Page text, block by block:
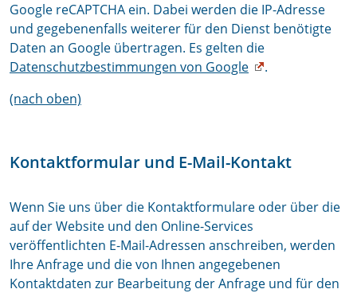
Google reCAPTCHA ein. Dabei werden die IP-Adresse
und gegebenenfalls weiterer für den Dienst benötigte
Daten an Google übertragen. Es gelten die
Datenschutzbestimmungen von Google
.
(nach oben)
Kontaktformular und E-Mail-Kontakt
Wenn Sie uns über die Kontaktformulare oder über die
auf der Website und den Online-Services
veröffentlichten E-Mail-Adressen anschreiben, werden
Ihre Anfrage und die von Ihnen angegebenen
Kontaktdaten zur Bearbeitung der Anfrage und für den